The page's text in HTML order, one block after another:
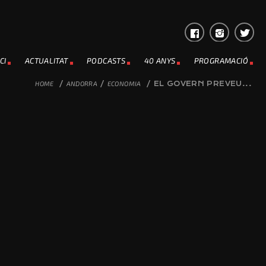
ACTUALITAT PODCASTS 40 ANYS PROGRAMACIÓ
HOME / ANDORRA / ECONOMIA / EL GOVERN PREVEU...